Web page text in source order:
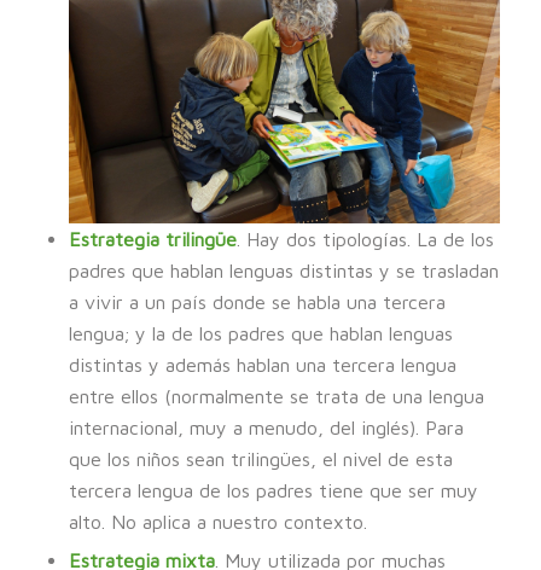
Estrategia trilingüe. Hay dos tipologías. La de los
padres que hablan lenguas distintas y se trasladan
a vivir a un país donde se habla una tercera
lengua; y la de los padres que hablan lenguas
distintas y además hablan una tercera lengua
entre ellos (normalmente se trata de una lengua
internacional, muy a menudo, del inglés). Para
que los niños sean trilingües, el nivel de esta
tercera lengua de los padres tiene que ser muy
alto. No aplica a nuestro contexto.
Estrategia mixta. Muy utilizada por muchas